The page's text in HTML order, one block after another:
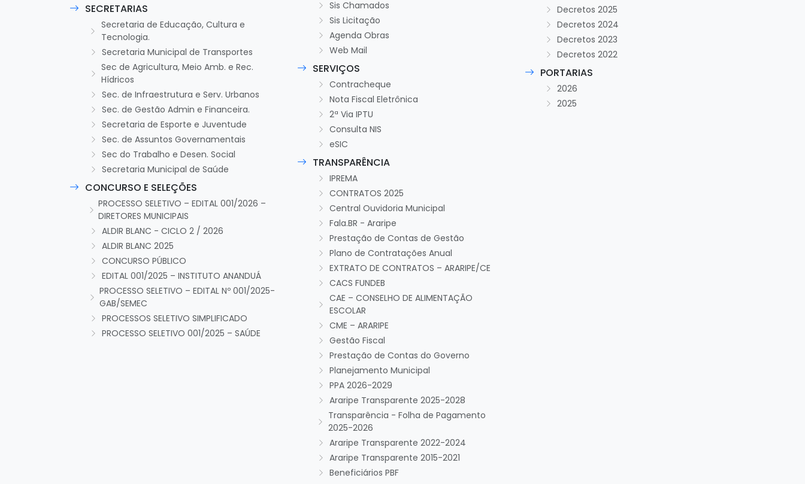
SECRETARIAS
Secretaria de Educação, Cultura e
Tecnologia.
Secretaria Municipal de Transportes
Sec de Agricultura, Meio Amb. e Rec.
Hídricos
Sec. de Infraestrutura e Serv. Urbanos
Sec. de Gestão Admin e Financeira.
Secretaria de Esporte e Juventude
Sec. de Assuntos Governamentais
Sec do Trabalho e Desen. Social
Secretaria Municipal de Saúde
CONCURSO E SELEÇÕES
PROCESSO SELETIVO – EDITAL 001/2026 –
DIRETORES MUNICIPAIS
ALDIR BLANC - CICLO 2 / 2026
ALDIR BLANC 2025
CONCURSO PÚBLICO
EDITAL 001/2025 – INSTITUTO ANANDUÁ
PROCESSO SELETIVO – EDITAL Nº 001/2025-
GAB/SEMEC
PROCESSOS SELETIVO SIMPLIFICADO
PROCESSO SELETIVO 001/2025 – SAÚDE
Sis Chamados
Sis Licitação
Agenda Obras
Web Mail
SERVIÇOS
Contracheque
Nota Fiscal Eletrônica
2ª Via IPTU
Consulta NIS
eSIC
TRANSPARÊNCIA
IPREMA
CONTRATOS 2025
Central Ouvidoria Municipal
Fala.BR - Araripe
Prestação de Contas de Gestão
Plano de Contratações Anual
EXTRATO DE CONTRATOS – ARARIPE/CE
CACS FUNDEB
CAE – CONSELHO DE ALIMENTAÇÃO
ESCOLAR
CME – ARARIPE
Gestão Fiscal
Prestação de Contas do Governo
Planejamento Municipal
PPA 2026-2029
Araripe Transparente 2025-2028
Transparência - Folha de Pagamento
2025-2026
Araripe Transparente 2022-2024
Araripe Transparente 2015-2021
Beneficiários PBF
Decretos 2025
Decretos 2024
Decretos 2023
Decretos 2022
PORTARIAS
2026
2025